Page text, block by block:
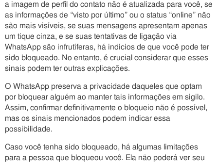
a imagem de perfil do contato não é atualizada para você, se
as informações de “visto por último” ou o status “online” não
são mais visíveis, se suas mensagens apresentam apenas
um tique cinza, e se suas tentativas de ligação via
WhatsApp são infrutíferas, há indícios de que você pode ter
sido bloqueado. No entanto, é crucial considerar que esses
sinais podem ter outras explicações.
O WhatsApp preserva a privacidade daqueles que optam
por bloquear alguém ao manter tais informações em sigilo.
Assim, confirmar definitivamente o bloqueio não é possível,
mas os sinais mencionados podem indicar essa
possibilidade.
Caso você tenha sido bloqueado, há algumas limitações
para a pessoa que bloqueou você. Ela não poderá ver seu